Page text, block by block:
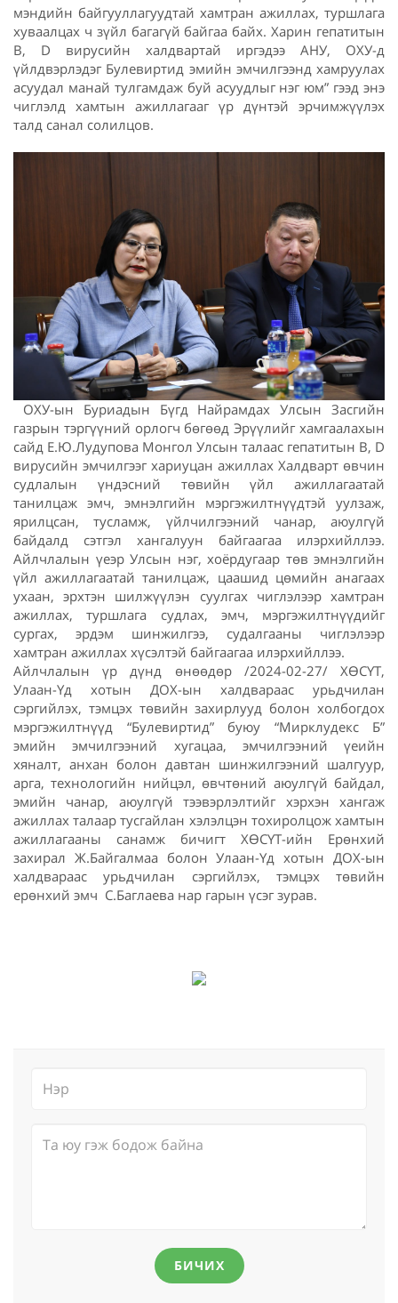
мэндийн байгууллагуудтай хамтран ажиллах, туршлага
хуваалцах ч зүйл багагүй байгаа байх. Харин гепатитын
В, D вирусийн халдвартай иргэдээ АНУ, ОХУ-д
үйлдвэрлэдэг Булевиртид эмийн эмчилгээнд хамруулах
асуудал манай тулгамдаж буй асуудлыг нэг юм” гээд энэ
чиглэлд хамтын ажиллагааг үр дүнтэй эрчимжүүлэх
талд санал солилцов.
ОХУ-ын Буриадын Бүгд Найрамдах Улсын Засгийн
газрын тэргүүний орлогч бөгөөд Эрүүлийг хамгаалахын
сайд Е.Ю.Лудупова Монгол Улсын талаас гепатитын B, D
вирусийн эмчилгээг хариуцан ажиллах Халдварт өвчин
судлалын үндэсний төвийн үйл ажиллагаатай
танилцаж эмч, эмнэлгийн мэргэжилтнүүдтэй уулзаж,
ярилцсан, тусламж, үйлчилгээний чанар, аюулгүй
байдалд сэтгэл хангалуун байгаагаа илэрхийллээ.
Айлчлалын үеэр Улсын нэг, хоёрдугаар төв эмнэлгийн
үйл ажиллагаатай танилцаж, цаашид цөмийн анагаах
ухаан, эрхтэн шилжүүлэн суулгах чиглэлээр хамтран
ажиллах, туршлага судлах, эмч, мэргэжилтнүүдийг
сургах, эрдэм шинжилгээ, судалгааны чиглэлээр
хамтран ажиллах хүсэлтэй байгаагаа илэрхийллээ.
Айлчлалын үр дүнд өнөөдөр /2024-02-27/ ХӨСҮТ,
Улаан-Үд хотын ДОХ-ын халдвараас урьдчилан
сэргийлэх, тэмцэх төвийн захирлууд болон холбогдох
мэргэжилтнүүд “Булевиртид” буюу “Мирклудекс Б”
эмийн эмчилгээний хугацаа, эмчилгээний үеийн
хяналт, анхан болон давтан шинжилгээний шалгуур,
арга, технологийн нийцэл, өвчтөний аюулгүй байдал,
эмийн чанар, аюулгүй тээвэрлэлтийг хэрхэн хангаж
ажиллах талаар тусгайлан хэлэлцэн тохиролцож хамтын
ажиллагааны санамж бичигт ХӨСҮТ-ийн Ерөнхий
захирал Ж.Байгалмаа болон Улаан-Үд хотын ДОХ-ын
халдвараас урьдчилан сэргийлэх, тэмцэх төвийн
ерөнхий эмч С.Баглаева нар гарын үсэг зурав.
БИЧИХ